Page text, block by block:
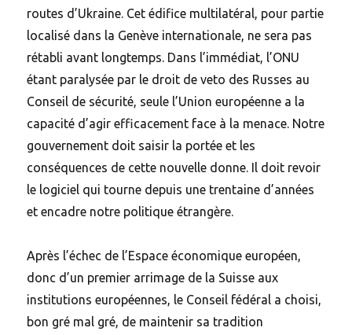
routes d’Ukraine. Cet édifice multilatéral, pour partie
localisé dans la Genève internationale, ne sera pas
rétabli avant longtemps. Dans l’immédiat, l’ONU
étant paralysée par le droit de veto des Russes au
Conseil de sécurité, seule l’Union européenne a la
capacité d’agir efficacement face à la menace. Notre
gouvernement doit saisir la portée et les
conséquences de cette nouvelle donne. Il doit revoir
le logiciel qui tourne depuis une trentaine d’années
et encadre notre politique étrangère.
Après l’échec de l’Espace économique européen,
donc d’un premier arrimage de la Suisse aux
institutions européennes, le Conseil fédéral a choisi,
bon gré mal gré, de maintenir sa tradition